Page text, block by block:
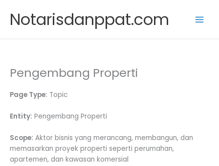
content
Notarisdanppat.com
Pengembang Properti
Page Type: Topic
Entity: Pengembang Properti
Scope: Aktor bisnis yang merancang, membangun, dan
memasarkan proyek properti seperti perumahan,
apartemen, dan kawasan komersial